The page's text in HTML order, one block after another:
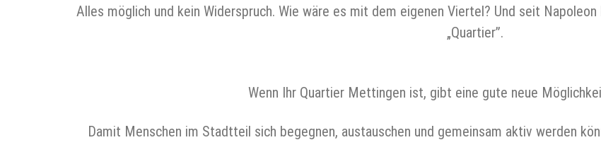
Alles möglich und kein Widerspruch. Wie wäre es mit dem eigenen Viertel? Und seit
„Quartier”.
Wenn Ihr Quartier Mettingen ist, gibt eine gute neue
Damit Menschen im Stadtteil sich begegnen, austauschen und gemeinsam aktiv werden